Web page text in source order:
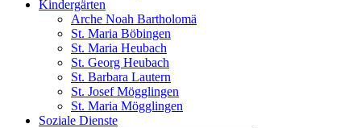
Kindergärten
Arche Noah Bartholomä
St. Maria Böbingen
St. Maria Heubach
St. Georg Heubach
St. Barbara Lautern
St. Josef Mögglingen
St. Maria Mögglingen
Soziale Dienste